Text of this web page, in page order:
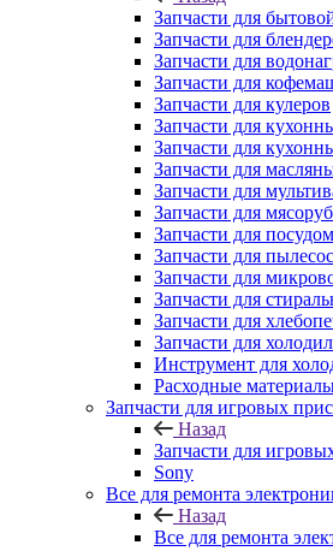
Запчасти для
Запчасти для
Запчасти для
Запчасти для
Запчасти для кулеров
Запчасти для
Запчасти для
Запчасти для
Запчасти для
Запчасти для
Запчасти для
Запчасти для
Запчасти для
Запчасти для
Запчасти для
Запчасти для
Инструмент для
Расходные
Запчасти для игровых
Назад
Запчасти для
Sony
Все для ремонта
Назад
Все для ремонта